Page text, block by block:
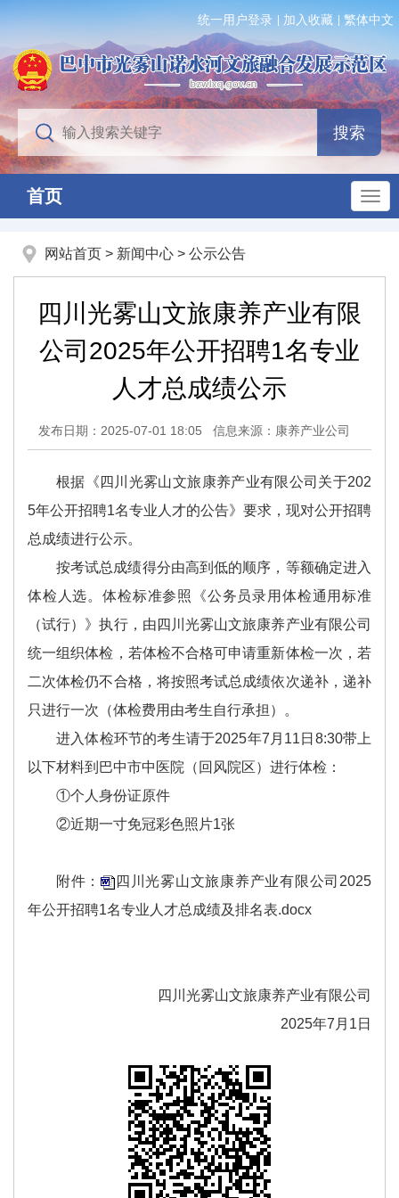
统一用户登录 加入收藏 繁体中文
首页
网站首页 > 新闻中心 > 公示公告
四川光雾山文旅康养产业有限
公司2025年公开招聘1名专业
人才总成绩公示
发布日期：2025-07-01 18:05 信息来源：康养产业公司
根据《四川光雾山文旅康养产业有限公司关于202
5年公开招聘1名专业人才的公告》要求，现对公开招聘
总成绩进行公示。
按考试总成绩得分由高到低的顺序，等额确定进入
体检人选。体检标准参照《公务员录用体检通用标准
（试行）》执行，由四川光雾山文旅康养产业有限公司
统一组织体检，若体检不合格可申请重新体检一次，若
二次体检仍不合格，将按照考试总成绩依次递补，递补
只进行一次（体检费用由考生自行承担）。
进入体检环节的考生请于2025年7月11日8:30带上
以下材料到巴中市中医院（回风院区）进行体检：
①个人身份证原件
②近期一寸免冠彩色照片1张
附件：
四川光雾山文旅康养产业有限公司2025
年公开招聘1名专业人才总成绩及排名表.docx
四川光雾山文旅康养产业有限公司
2025年7月1日